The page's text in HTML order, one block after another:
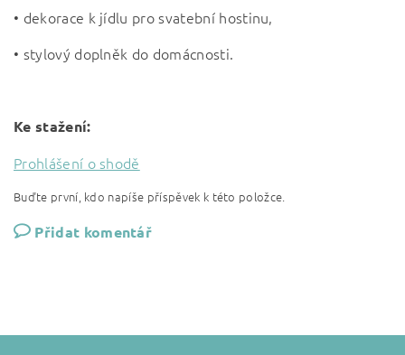
• dekorace k jídlu pro svatební hostinu,
• stylový doplněk do domácnosti.
Ke stažení:
Prohlášení o shodě
Buďte první, kdo napíše příspěvek k této položce.
Přidat komentář